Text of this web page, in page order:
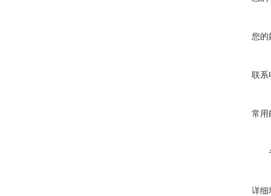
您的
联系
常用
详细